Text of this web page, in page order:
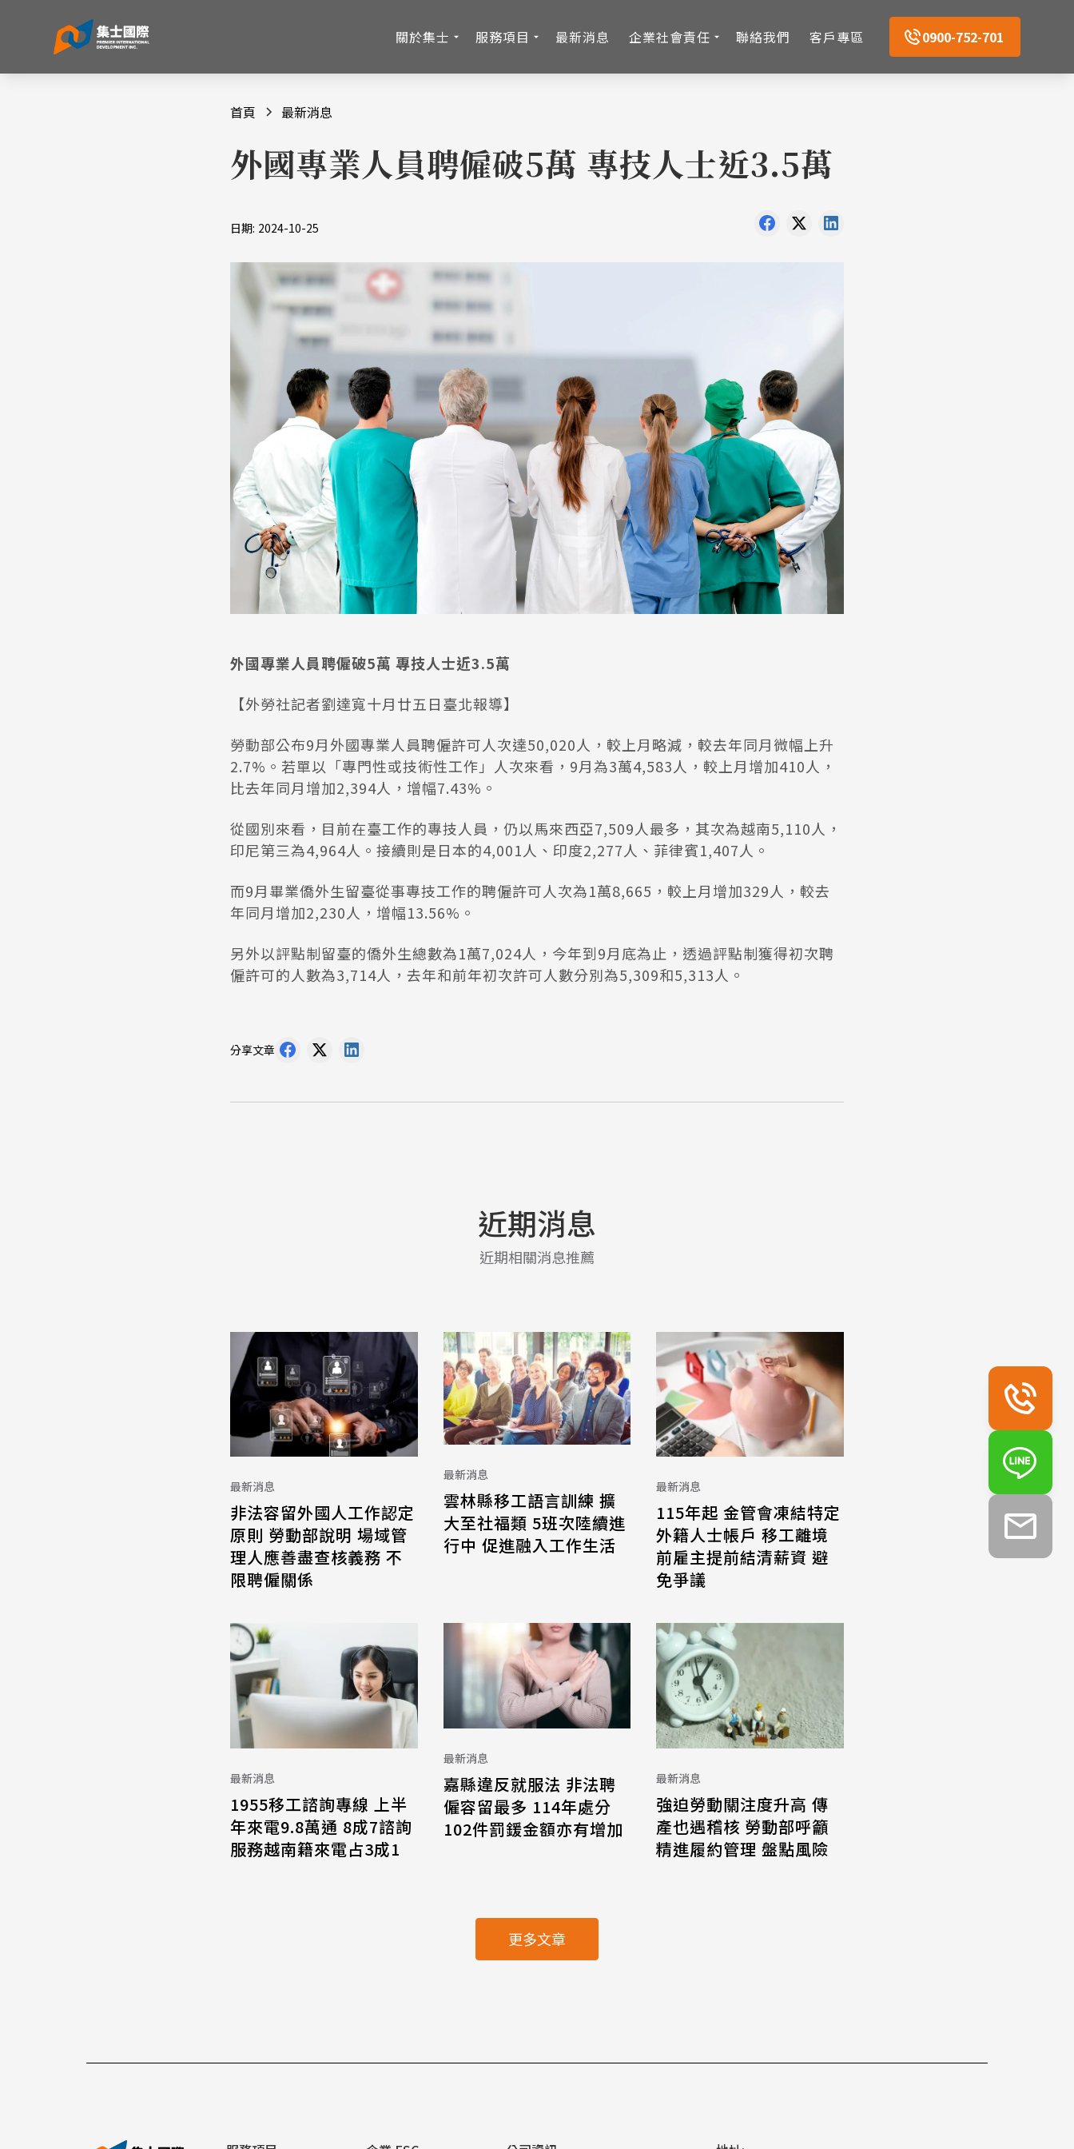
關於集士 服務項目 最新消息 企業社會責任 聯絡我們 客戶專區 0900-752-701
首頁 最新消息
外國專業人員聘僱破5萬 專技人士近3.5萬
日期: 2024-10-25
外國專業人員聘僱破5萬 專技人士近3.5萬
【外勞社記者劉達寬十月廿五日臺北報導】
勞動部公布9月外國專業人員聘僱許可人次達50,020人，較上月略減，較去年同月微幅上升
2.7%。若單以「專門性或技術性工作」人次來看，9月為3萬4,583人，較上月增加410人，
比去年同月增加2,394人，增幅7.43%。
從國別來看，目前在臺工作的專技人員，仍以馬來西亞7,509人最多，其次為越南5,110人，
印尼第三為4,964人。接續則是日本的4,001人、印度2,277人、菲律賓1,407人。
而9月畢業僑外生留臺從事專技工作的聘僱許可人次為1萬8,665，較上月增加329人，較去
年同月增加2,230人，增幅13.56%。
另外以評點制留臺的僑外生總數為1萬7,024人，今年到9月底為止，透過評點制獲得初次聘
僱許可的人數為3,714人，去年和前年初次許可人數分別為5,309和5,313人。
分享文章
近期消息
近期相關消息推薦
最新消息
非法容留外國人工作認定
原則 勞動部說明 場域管
理人應善盡查核義務 不
限聘僱關係
最新消息
雲林縣移工語言訓練 擴
大至社福類 5班次陸續進
行中 促進融入工作生活
最新消息
115年起 金管會凍結特定
外籍人士帳戶 移工離境
前雇主提前結清薪資 避
免爭議
最新消息
1955移工諮詢專線 上半
年來電9.8萬通 8成7諮詢
服務越南籍來電占3成1
最新消息
嘉縣違反就服法 非法聘
僱容留最多 114年處分
102件罰鍰金額亦有增加
最新消息
強迫勞動關注度升高 傳
產也遇稽核 勞動部呼籲
精進履約管理 盤點風險
更多文章